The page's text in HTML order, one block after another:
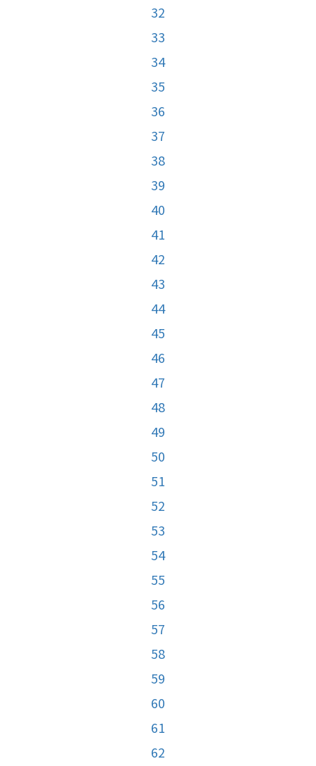
32
33
34
35
36
37
38
39
40
41
42
43
44
45
46
47
48
49
50
51
52
53
54
55
56
57
58
59
60
61
62